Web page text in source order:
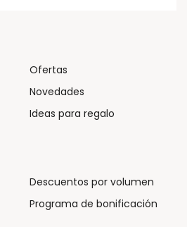
Ofertas
Novedades
Ideas para regalo
Descuentos por volumen
Programa de bonificación